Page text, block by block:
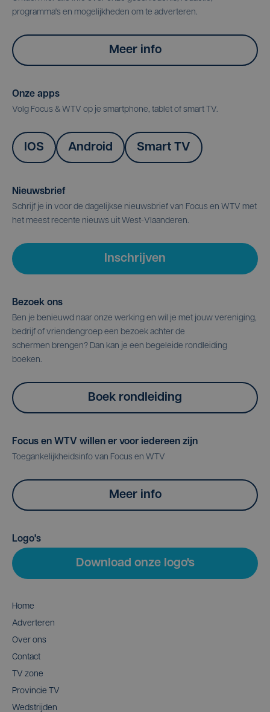
programma's en mogelijkheden om te adverteren.
Meer info
Onze apps
Volg Focus & WTV op je smartphone, tablet of smart TV.
IOS Android Smart TV
Nieuwsbrief
Schrijf je in voor de dagelijkse nieuwsbrief van Focus en WTV met
het meest recente nieuws uit West-Vlaanderen.
Inschrijven
Bezoek ons
Ben je benieuwd naar onze werking en wil je met jouw vereniging,
bedrijf of vriendengroep een bezoek achter de
schermen brengen? Dan kan je een begeleide rondleiding
boeken.
Boek rondleiding
Focus en WTV willen er voor iedereen zijn
Toegankelijkheidsinfo van Focus en WTV
Meer info
Logo's
Download onze logo's
Home
Adverteren
Over ons
Contact
TV zone
Provincie TV
Wedstrijden